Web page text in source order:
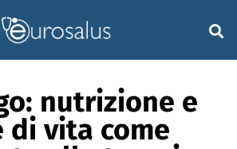
nutrizione e
di vita come